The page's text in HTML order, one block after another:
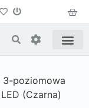
3-poziomowa
(Czarna)